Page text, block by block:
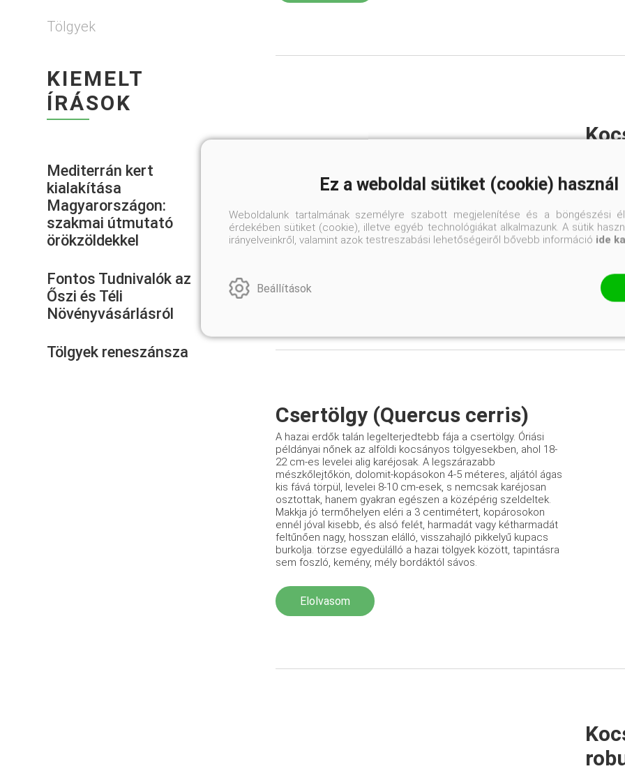
Tölgyek
KIEMELT
ÍRÁSOK
Mediterrán kert
kialakítása
Magyarországon:
szakmai útmutató
örökzöldekkel
Fontos Tudnivalók az
Őszi és Téli
Növényvásárlásról
Tölgyek reneszánsza
Az
és
északi
Csertölgy (Quercus cerris)
A hazai erdők talán legelterjedtebb fája a csertölgy. Óriási
példányai nőnek az alföldi kocsányos tölgyesekben, ahol 18-
22 cm-es levelei alig karéjosak. A legszárazabb
mészkőlejtőkön, dolomit-kopásokon 4-5 méteres, aljától ágas
kis fává törpül, levelei 8-10 cm-esek, s nemcsak karéjosan
osztottak, hanem gyakran egészen a középérig szeldeltek.
Makkja jó termőhelyen eléri a 3 centimétert, kopárosokon
ennél jóval kisebb, és alsó felét, harmadát vagy kétharmadát
feltűnően nagy, hosszan elálló, visszahajló pikkelyű kupacs
burkolja. törzse egyedülálló a hazai tölgyek között, tapintásra
sem foszló, kemény, mély bordáktól sávos.
Elolvasom
Ez a weboldal sütiket (cookie) használ
Weboldalunk tartalmának személyre szabott megjelenítése és a böngészési
érdekében sütiket (cookie), illetve egyéb technológiákat alkalmazunk. A sütik
irányelveinkről, valamint azok testreszabási lehetőségeiről bővebb információ ide
Beállítások